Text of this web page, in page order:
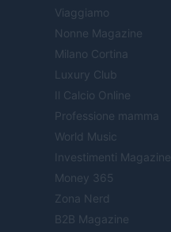
Viaggiamo
Nonne Magazine
Milano Cortina
Luxury Club
Il Calcio Online
Professione mamma
World Music
Investimenti Magazine
Money 365
Zona Nerd
B2B Magazine